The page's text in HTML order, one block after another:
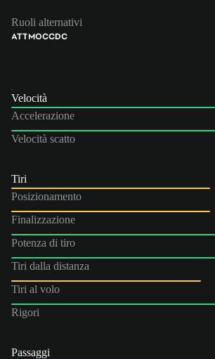
Ruoli alternativi
ATTMOCCDC
Velocità
Accelerazione
Velocità scatto
Tiri
Posizionamento
Finalizzazione
Potenza di tiro
Tiri dalla distanza
Tiri al volo
Rigori
Passaggi